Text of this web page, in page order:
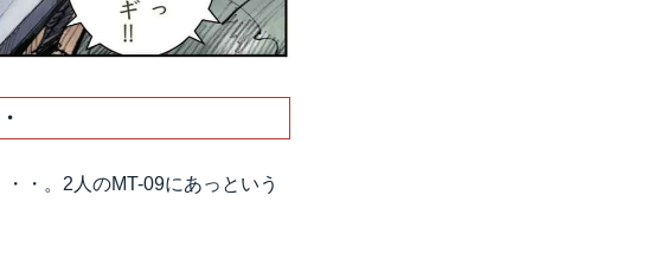
・。2人のMT-09にあっという